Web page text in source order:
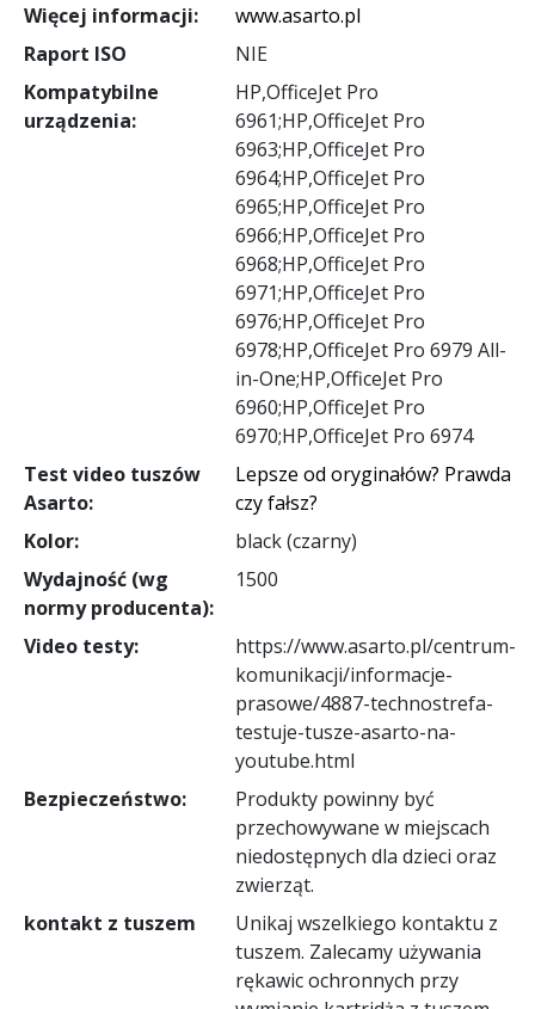
Więcej informacji:
www.asarto.pl
Raport ISO
NIE
Kompatybilne
urządzenia:
HP,OfficeJet Pro
6961;HP,OfficeJet Pro
6963;HP,OfficeJet Pro
6964;HP,OfficeJet Pro
6965;HP,OfficeJet Pro
6966;HP,OfficeJet Pro
6968;HP,OfficeJet Pro
6971;HP,OfficeJet Pro
6976;HP,OfficeJet Pro
6978;HP,OfficeJet Pro 6979 All-
in-One;HP,OfficeJet Pro
6960;HP,OfficeJet Pro
6970;HP,OfficeJet Pro 6974
Test video tuszów
Asarto:
Lepsze od oryginałów? Prawda
czy fałsz?
Kolor:
black (czarny)
Wydajność (wg
normy producenta):
1500
Video testy:
https://www.asarto.pl/centrum-
komunikacji/informacje-
prasowe/4887-technostrefa-
testuje-tusze-asarto-na-
youtube.html
Bezpieczeństwo:
Produkty powinny być
przechowywane w miejscach
niedostępnych dla dzieci oraz
zwierząt.
kontakt z tuszem
Unikaj wszelkiego kontaktu z
tuszem. Zalecamy używania
rękawic ochronnych przy